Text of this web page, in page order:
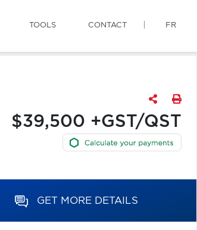
TOOLS CONTACT FR
$39,500 +GST/QST
GET MORE DETAILS